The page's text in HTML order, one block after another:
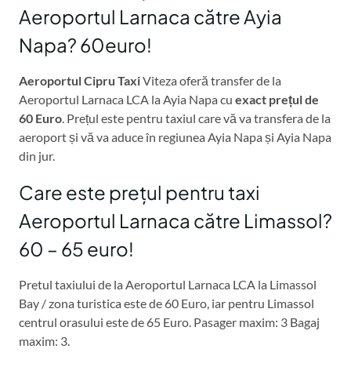
Aeroportul Larnaca către Ayia
Napa? 60euro!
Aeroportul Cipru TaxiViteza oferă transfer de la
Aeroportul Larnaca LCA la Ayia Napa cu exact prețul de
60 Euro. Prețul este pentru taxiul care vă va transfera de la
aeroport și vă va aduce în regiunea Ayia Napa și Ayia Napa
din jur.
Care este prețul pentru taxi
Aeroportul Larnaca către Limassol?
60 – 65 euro!
Pretul taxiului de la Aeroportul Larnaca LCA la Limassol
Bay / zona turistica este de 60 Euro, iar pentru Limassol
centrul orasului este de 65 Euro. Pasager maxim: 3 Bagaj
maxim: 3.